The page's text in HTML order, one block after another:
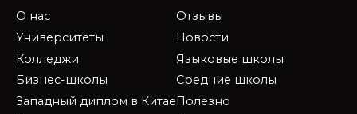
О нас
Университеты
Колледжи
Бизнес-школы
Западный диплом в Китае
Отзывы
Новости
Языковые школы
Средние школы
Полезно